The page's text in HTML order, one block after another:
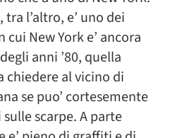
tra l’altro, e’ uno dei
New York e’ ancora
anni ’80, quella
chiedere al vicino di
se puo’ cortesemente
scarpe. A parte